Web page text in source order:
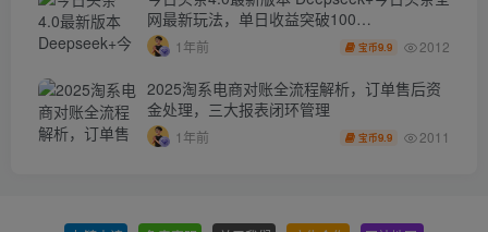
网最新玩法，单日收益突破100…
1年前 宝币9.9 2012
2025淘系电商对账全流程解析，订单售后资
金处理，三大报表闭环管理
1年前 宝币9.9 2011